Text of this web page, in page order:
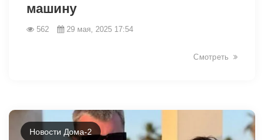
машину
562 29 мая, 2025 17:54
Смотреть
Новости Дома-2